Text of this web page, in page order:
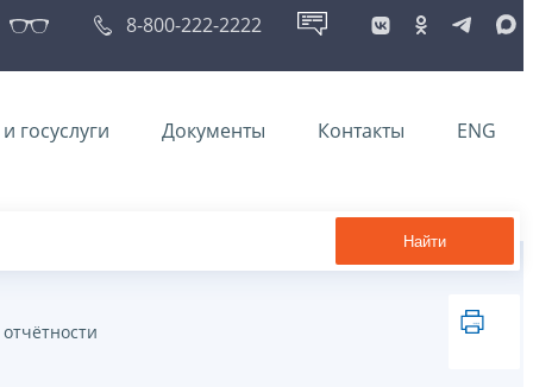
8-800-222-2222
госуслуги Документы Контакты ENG
Найти